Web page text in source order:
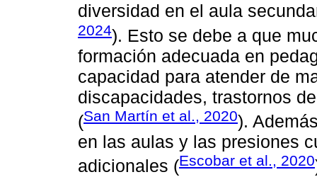
diversidad en el aula
2024). Esto se debe a que
formación adecuada en
capacidad para atender de
discapacidades, trastornos
(San Martín et al., 2020).
en las aulas y las presiones
adicionales (Escobar et al., 2020